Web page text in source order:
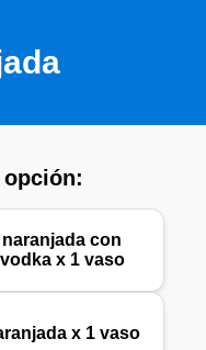
naranjada con
vodka x 1 vaso
x 1 vaso